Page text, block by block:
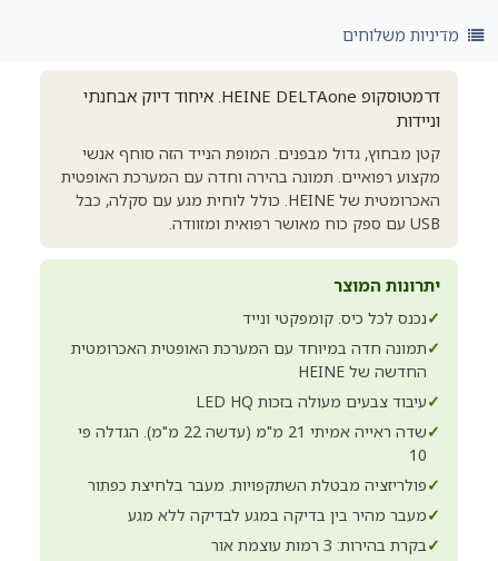
מדיניות משלוחים
דרמטוסקופ HEINE DELTAone. איחוד דיוק אבחנתי
וניידות
קטן מבחוץ, גדול מבפנים. המופת הנייד הזה סוחף אנשי
מקצוע רפואיים. תמונה בהירה וחדה עם המערכת האופטית
האכרומטית של HEINE. כולל לוחית מגע עם סקלה, כבל
USB עם ספק כוח מאושר רפואית ומזוודה.
יתרונות המוצר
✓נכנס לכל כיס. קומפקטי ונייד
✓תמונה חדה במיוחד עם המערכת האופטית האכרומטית
החדשה של HEINE
✓עיבוד צבעים מעולה בזכות LED HQ
✓
שדה ראייה אמיתי 21 מ"מ (עדשה 22 מ"מ). הגדלה פי
10
✓פולריזציה מבטלת השתקפויות. מעבר בלחיצת כפתור
✓מעבר מהיר בין בדיקה במגע לבדיקה ללא מגע
✓בקרת בהירות: 3 רמות עוצמת אור